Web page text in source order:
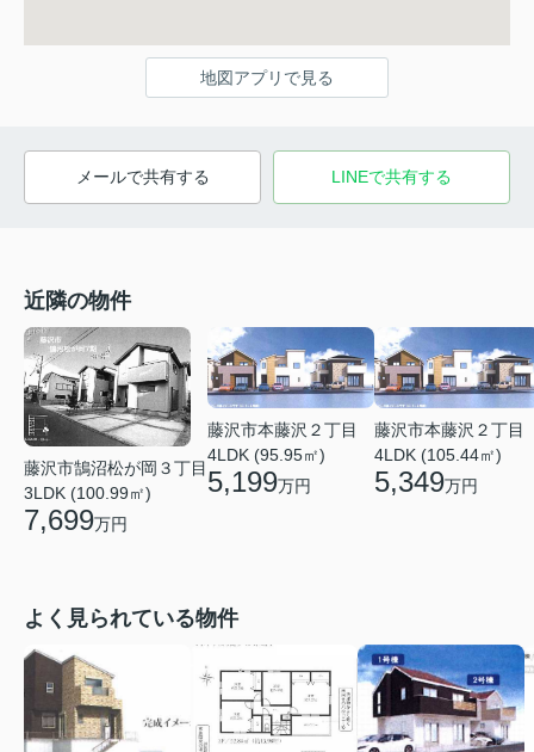
地図アプリで見る
メールで共有する LINEで共有する
近隣の物件
藤沢市鵠沼松が岡３丁目
3LDK (100.99㎡)
7,699万円
藤沢市本藤沢２丁目
4LDK (95.95㎡)
5,199万円
藤沢市本藤沢２丁目
4LDK (105.44㎡)
5,349万円
よく見られている物件